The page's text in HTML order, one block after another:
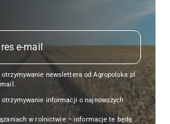
otrzymywanie newslettera od Agropolska.pl
otrzymywanie informacji o najnowszych
w rolnictwie – informacje te będą